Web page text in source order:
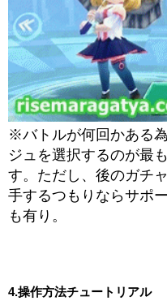
※バトルが何回かある
ジュを選択するのが最
す。ただし、後のガチ
手するつもりならサポ
も有り。
4.操作方法チュートリアル